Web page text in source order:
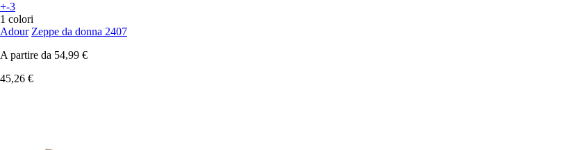
+-3
1 colori
Adour Zeppe da donna 2407
A partire da 54,99 €
45,26 €